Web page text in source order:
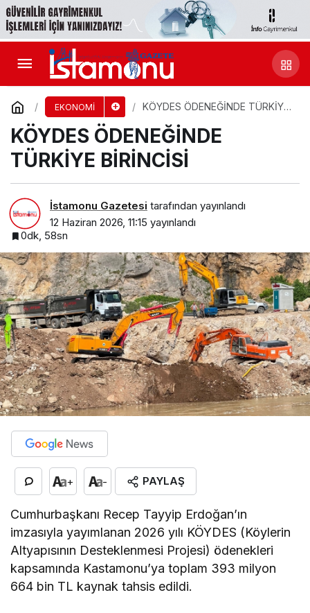
EKONOMİ
KÖYDES ÖDENEĞİNDE TÜRKİYE
KÖYDES ÖDENEĞİNDE
TÜRKİYE BİRİNCİSİ
İstamonu Gazetesi tarafından yayınlandı
12 Haziran 2026, 11:15 yayınlandı
0dk, 58sn
+ - PAYLAŞ
Cumhurbaşkanı Recep Tayyip Erdoğan’ın
imzasıyla yayımlanan 2026 yılı KÖYDES (Köylerin
Altyapısının Desteklenmesi Projesi) ödenekleri
kapsamında Kastamonu’ya toplam 393 milyon
664 bin TL kaynak tahsis edildi.